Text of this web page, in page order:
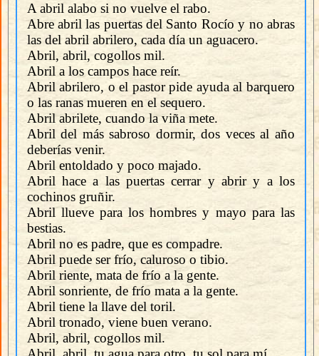
A abril alabo si no vuelve el rabo.
Abre abril las puertas del Santo Rocío y no abras
las del abril abrilero, cada día un aguacero.
Abril, abril, cogollos mil.
Abril a los campos hace reír.
Abril abrilero, o el pastor pide ayuda al barquero
o las ranas mueren en el sequero.
Abril abrilete, cuando la viña mete.
Abril del más sabroso dormir, dos veces al año
deberías venir.
Abril entoldado y poco majado.
Abril hace a las puertas cerrar y abrir y a los
cochinos gruñir.
Abril llueve para los hombres y mayo para las
bestias.
Abril no es padre, que es compadre.
Abril puede ser frío, caluroso o tibio.
Abril riente, mata de frío a la gente.
Abril sonriente, de frío mata a la gente.
Abril tiene la llave del toril.
Abril tronado, viene buen verano.
Abril, abril, cogollos mil.